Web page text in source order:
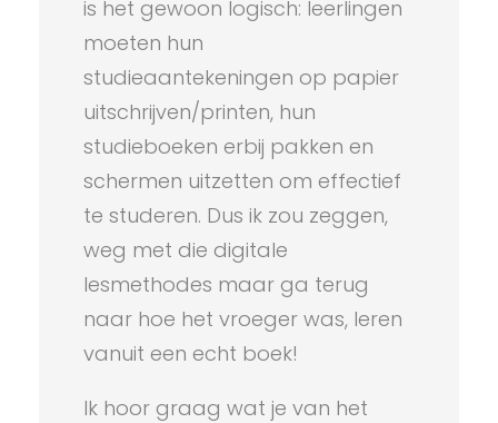
is het gewoon logisch: leerlingen
moeten hun
studieaantekeningen op papier
uitschrijven/printen, hun
studieboeken erbij pakken en
schermen uitzetten om effectief
te studeren. Dus ik zou zeggen,
weg met die digitale
lesmethodes maar ga terug
naar hoe het vroeger was, leren
vanuit een echt boek!
Ik hoor graag wat je van het